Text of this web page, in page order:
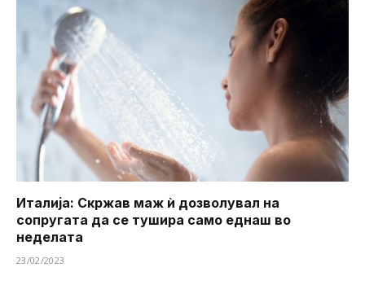
Италија: Скржав маж ѝ дозволувал на
сопругата да се тушира ​​само еднаш во
неделата
23/02/2023